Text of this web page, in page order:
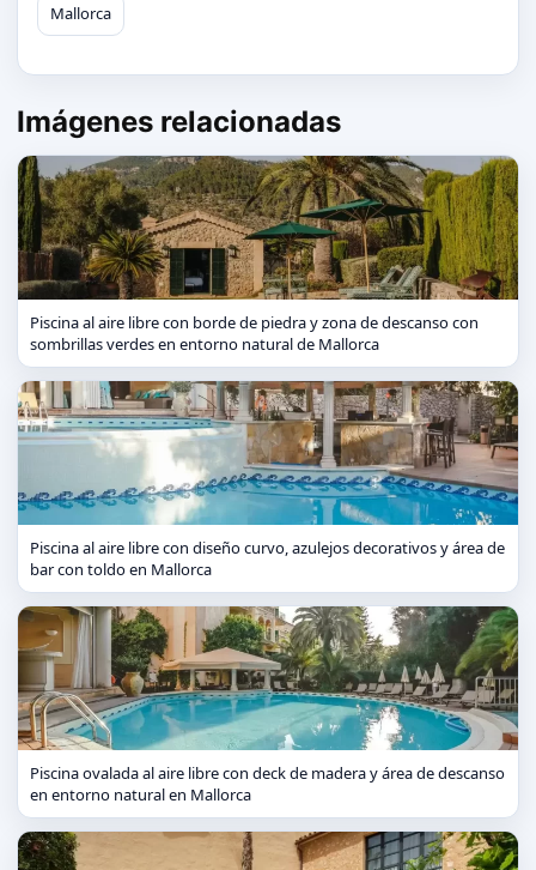
Mallorca
Imágenes relacionadas
Piscina al aire libre con borde de piedra y zona de descanso con
sombrillas verdes en entorno natural de Mallorca
Piscina al aire libre con diseño curvo, azulejos decorativos y área de
bar con toldo en Mallorca
Piscina ovalada al aire libre con deck de madera y área de descanso
en entorno natural en Mallorca